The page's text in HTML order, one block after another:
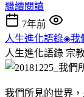
繼續閱讀
7年前
人生進化語錄◈
人生進化語錄 宗
我們所見的世界